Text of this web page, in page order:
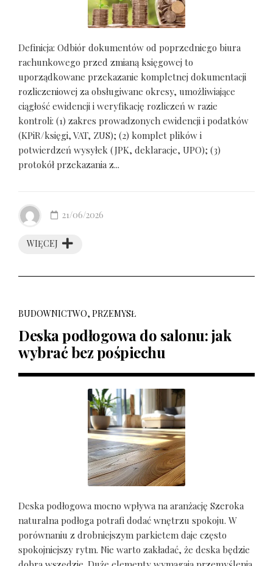
Definicja: Odbiór dokumentów od poprzedniego biura
rachunkowego przed zmianą księgowej to
uporządkowane przekazanie kompletnej dokumentacji
rozliczeniowej za obsługiwane okresy, umożliwiające
ciągłość ewidencji i weryfikację rozliczeń w razie
kontroli: (1) zakres prowadzonych ewidencji i podatków
(KPiR/księgi, VAT, ZUS); (2) komplet plików i
potwierdzeń wysyłek (JPK, deklaracje, UPO); (3)
protokół przekazania z...
WIĘCEJ
21/06/2026
BUDOWNICTWO, PRZEMYSŁ
Deska podłogowa do salonu: jak
wybrać bez pośpiechu
Deska podłogowa mocno wpływa na aranżację Szeroka
naturalna podłoga potrafi dodać wnętrzu spokoju. W
porównaniu z drobniejszym parkietem daje często
spokojniejszy rytm. Nie warto zakładać, że deska będzie